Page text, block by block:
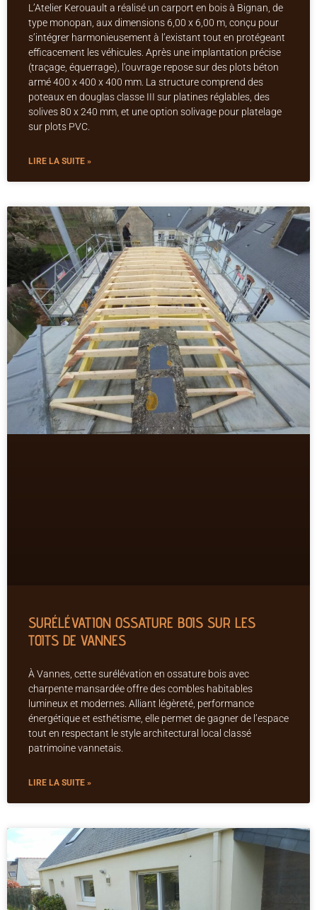
L’Atelier Kerouault a réalisé un carport en bois à Bignan, de
type monopan, aux dimensions 6,00 x 6,00 m, conçu pour
s’intégrer harmonieusement à l’existant tout en protégeant
efficacement les véhicules. Après une implantation précise
(traçage, équerrage), l’ouvrage repose sur des plots béton
armé 400 x 400 x 400 mm. La structure comprend des
poteaux en douglas classe III sur platines réglables, des
solives 80 x 240 mm, et une option solivage pour platelage
sur plots PVC.
LIRE LA SUITE »
SURÉLÉVATION OSSATURE BOIS SUR LES
TOITS DE VANNES
À Vannes, cette surélévation en ossature bois avec
charpente mansardée offre des combles habitables
lumineux et modernes. Alliant légèreté, performance
énergétique et esthétisme, elle permet de gagner de l’espace
tout en respectant le style architectural local classé
patrimoine vannetais.
LIRE LA SUITE »